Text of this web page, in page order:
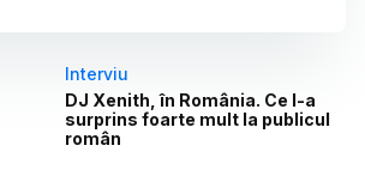
Interviu
DJ Xenith, în România. Ce l-a
surprins foarte mult la publicul
român